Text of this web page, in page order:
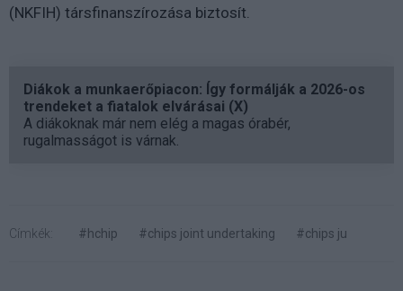
(NKFIH) társfinanszírozása biztosít.
Diákok a munkaerőpiacon: Így formálják a 2026-os
trendeket a fiatalok elvárásai (X)
A diákoknak már nem elég a magas órabér,
rugalmasságot is várnak.
Címkék: #hchip #chips joint undertaking #chips ju